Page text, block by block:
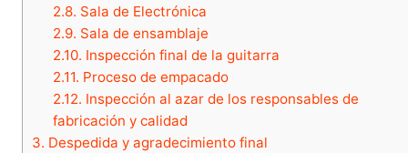
2.8. Sala de Electrónica
2.9. Sala de ensamblaje
2.10. Inspección final de la guitarra
2.11. Proceso de empacado
2.12. Inspección al azar de los responsables de
fabricación y calidad
3. Despedida y agradecimiento final